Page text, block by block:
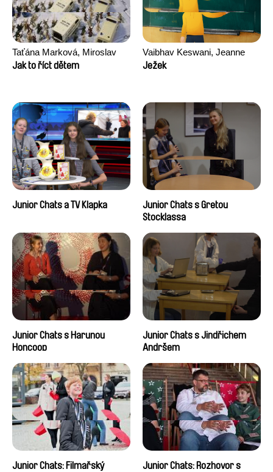
Taťána Marková, Miroslav
Trejtnar
Jak to říct dětem
Vaibhav Keswani, Jeanne
Laureau, Colombine Majou,
Ježek
Junior Chats a TV Klapka
Junior Chats s Gretou
Stocklassa
Junior Chats s Harunou
Honcoop
Junior Chats s Jindřichem
Andršem
Junior Chats: Filmařský
Junior Chats: Rozhovor s